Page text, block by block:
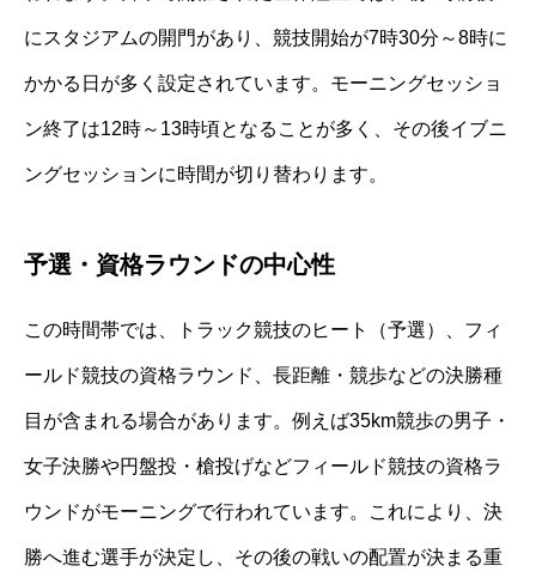
にスタジアムの開門があり、競技開始が7時30分～8時に
かかる日が多く設定されています。モーニングセッショ
ン終了は12時～13時頃となることが多く、その後イブニ
ングセッションに時間が切り替わります。
予選・資格ラウンドの中心性
この時間帯では、トラック競技のヒート（予選）、フィ
ールド競技の資格ラウンド、長距離・競歩などの決勝種
目が含まれる場合があります。例えば35km競歩の男子・
女子決勝や円盤投・槍投げなどフィールド競技の資格ラ
ウンドがモーニングで行われています。これにより、決
勝へ進む選手が決定し、その後の戦いの配置が決まる重